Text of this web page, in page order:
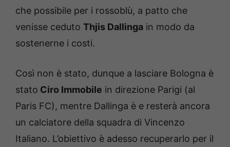
che possibile per i rossoblù, a patto che
venisse ceduto Thjis Dallinga in modo da
sostenerne i costi.
Così non è stato, dunque a lasciare Bologna è
stato Ciro Immobile in direzione Parigi (al
Paris FC), mentre Dallinga è e resterà ancora
un calciatore della squadra di Vincenzo
Italiano. L’obiettivo è adesso recuperarlo per il